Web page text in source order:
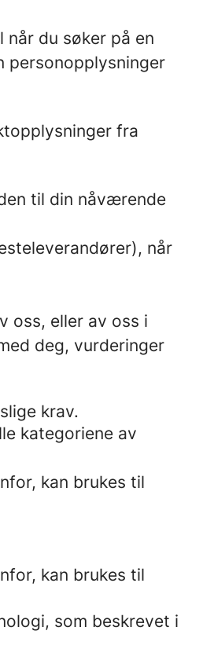
du søker på en
personopplysninger
fra
til din nåværende
når
oss, eller av oss i
deg, vurderinger
krav.
kategoriene av
kan brukes til
kan brukes til
som beskrevet i